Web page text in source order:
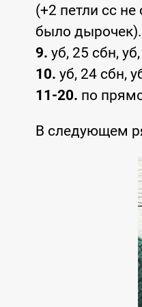
(+2 петли сс
было дырочек).
9. уб, 25 сбн,
10. уб, 24 сбн,
11-20. по
В следующем